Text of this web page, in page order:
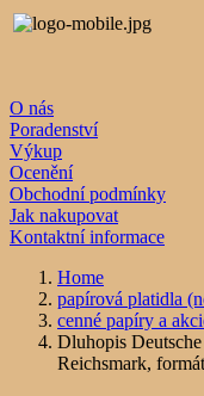
O nás
Poradenství
Výkup
Ocenění
Obchodní podmínky
Jak nakupovat
Kontaktní informace
Home
papírová platidla
cenné papíry a
Dluhopis
Reichsmark,